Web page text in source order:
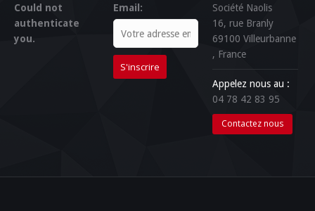
Could not
authenticate
you.
Email:
Société Naolis
16, rue Branly
69100Villeurbanne
, France
Appelez nous au :
04 78 42 83 95
Contactez nous